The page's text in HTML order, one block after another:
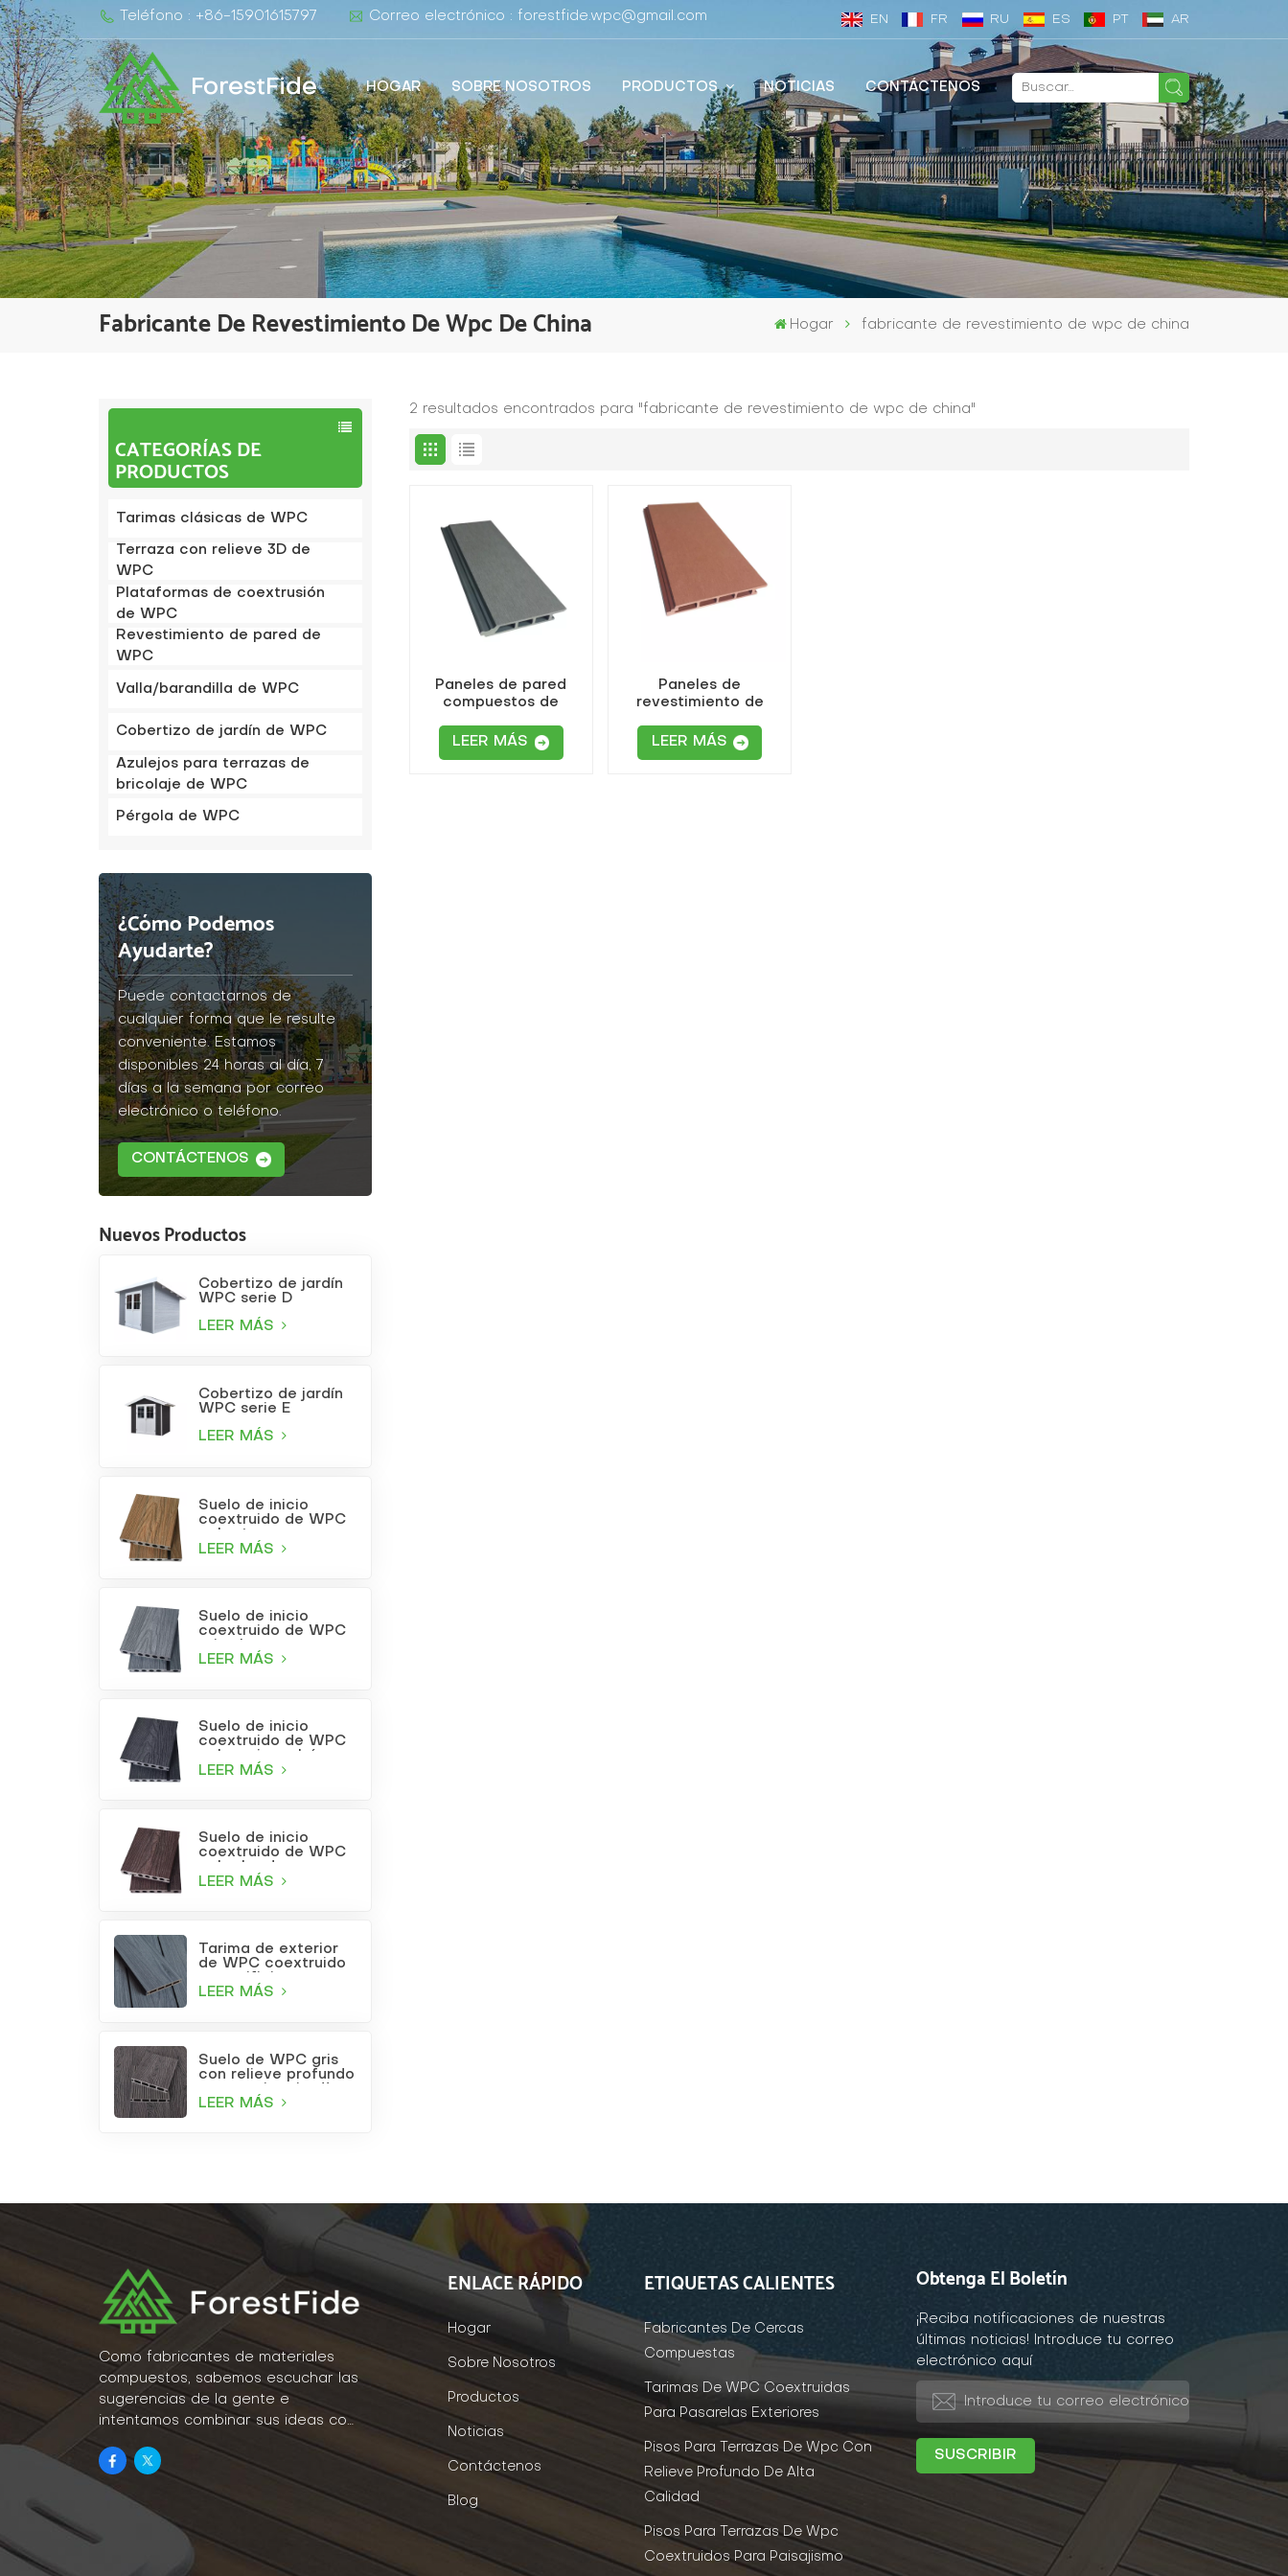
Teléfono : +86-15901615797 Correo electrónico : forestfide.wpc@gmail.com EN FR RU ES PT AR
ForestFide HOGAR SOBRE NOSOTROS PRODUCTOS NOTICIAS CONTÁCTENOS
Fabricante De Revestimiento De Wpc De China Hogar fabricante de revestimiento de wpc de china
CATEGORÍAS DE
PRODUCTOS
Tarimas clásicas de WPC
Terraza con relieve 3D de
WPC
Plataformas de coextrusión
de WPC
Revestimiento de pared de
WPC
Valla/barandilla de WPC
Cobertizo de jardín de WPC
Azulejos para terrazas de
bricolaje de WPC
Pérgola de WPC
¿Cómo Podemos
Ayudarte?
Puede contactarnos de
cualquier forma que le resulte
conveniente. Estamos
disponibles 24 horas al día, 7
días a la semana por correo
electrónico o teléfono.
CONTÁCTENOS
Nuevos Productos
Cobertizo de jardín
WPC serie D
LEER MÁS
Cobertizo de jardín
WPC serie E
LEER MÁS
Suelo de inicio
coextruido de WPC
LEER MÁS
Suelo de inicio
coextruido de WPC
LEER MÁS
Suelo de inicio
coextruido de WPC
LEER MÁS
Suelo de inicio
coextruido de WPC
LEER MÁS
Tarima de exterior
de WPC coextruido
cuadrados, color gris
LEER MÁS
Suelo de WPC gris
con relieve profundo
LEER MÁS
2 resultados encontrados para "fabricante de revestimiento de wpc de china"
Paneles de pared
compuestos de
huecos
LEER MÁS
Paneles de
revestimiento de
exteriores de WPC
LEER MÁS
Como fabricantes de materiales
compuestos, sabemos escuchar las
sugerencias de la gente e
intentamos combinar sus ideas con
la realidad como parte de nuestro
estilo de vida.
ENLACE RÁPIDO
Hogar
Sobre Nosotros
Productos
Noticias
Contáctenos
Blog
ETIQUETAS CALIENTES
Fabricantes De Cercas
Compuestas
Tarimas De WPC Coextruidas
Para Pasarelas Exteriores
Pisos Para Terrazas De Wpc Con
Relieve Profundo De Alta
Calidad
Pisos Para Terrazas De Wpc
Coextruidos Para Paisajismo
Obtenga El Boletín
¡Reciba notificaciones de nuestras
últimas noticias! Introduce tu correo
electrónico aquí